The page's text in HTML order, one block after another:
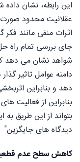
این رابطه، نشان
عقلانیت محدود صورت
اثرات منفی مانند
جای بررسی تمام راه
شواهد نشان می دهد
دامنه عوامل تاثیر
دهد و بنابراین
بنابراین از فعالیت
بتواند از این طریق
دیدگاه های جایگزین"
كاهش سطح عدم